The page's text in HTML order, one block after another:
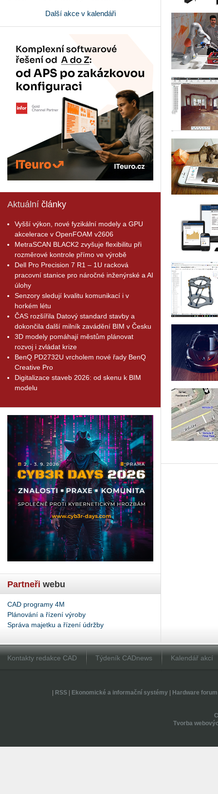
Další akce v kalendáři
Aktuální články
Vyšší výkon, nové fyzikální modely a GPU
akcelerace v OpenFOAM v2606
MetraSCAN BLACK2 zvyšuje flexibilitu při
rozměrové kontrole přímo ve výrobě
Dell Pro Precision 7 R1 – 1U racková
pracovní stanice pro náročné inženýrské a AI
úlohy
Senzory sledují kvalitu komunikací i v
horkém létu
ČAS rozšířila Datový standard stavby a
dokončila další milník zavádění BIM v Česku
3D modely pomáhají městům plánovat
rozvoj i zvládat krize
BenQ PD2732U vrcholem nové řady BenQ
Creative Pro
Digitalizace staveb 2026: od skenu k BIM
modelu
Partneři webu
CAD programy 4M
Plánování a řízení výroby
Správa majetku a řízení údržby
Kontakty redakce CAD Týdeník CADnews Kalendář akcí
RSS| Ekonomické a informační systémy| Hardware forum
Tvorba